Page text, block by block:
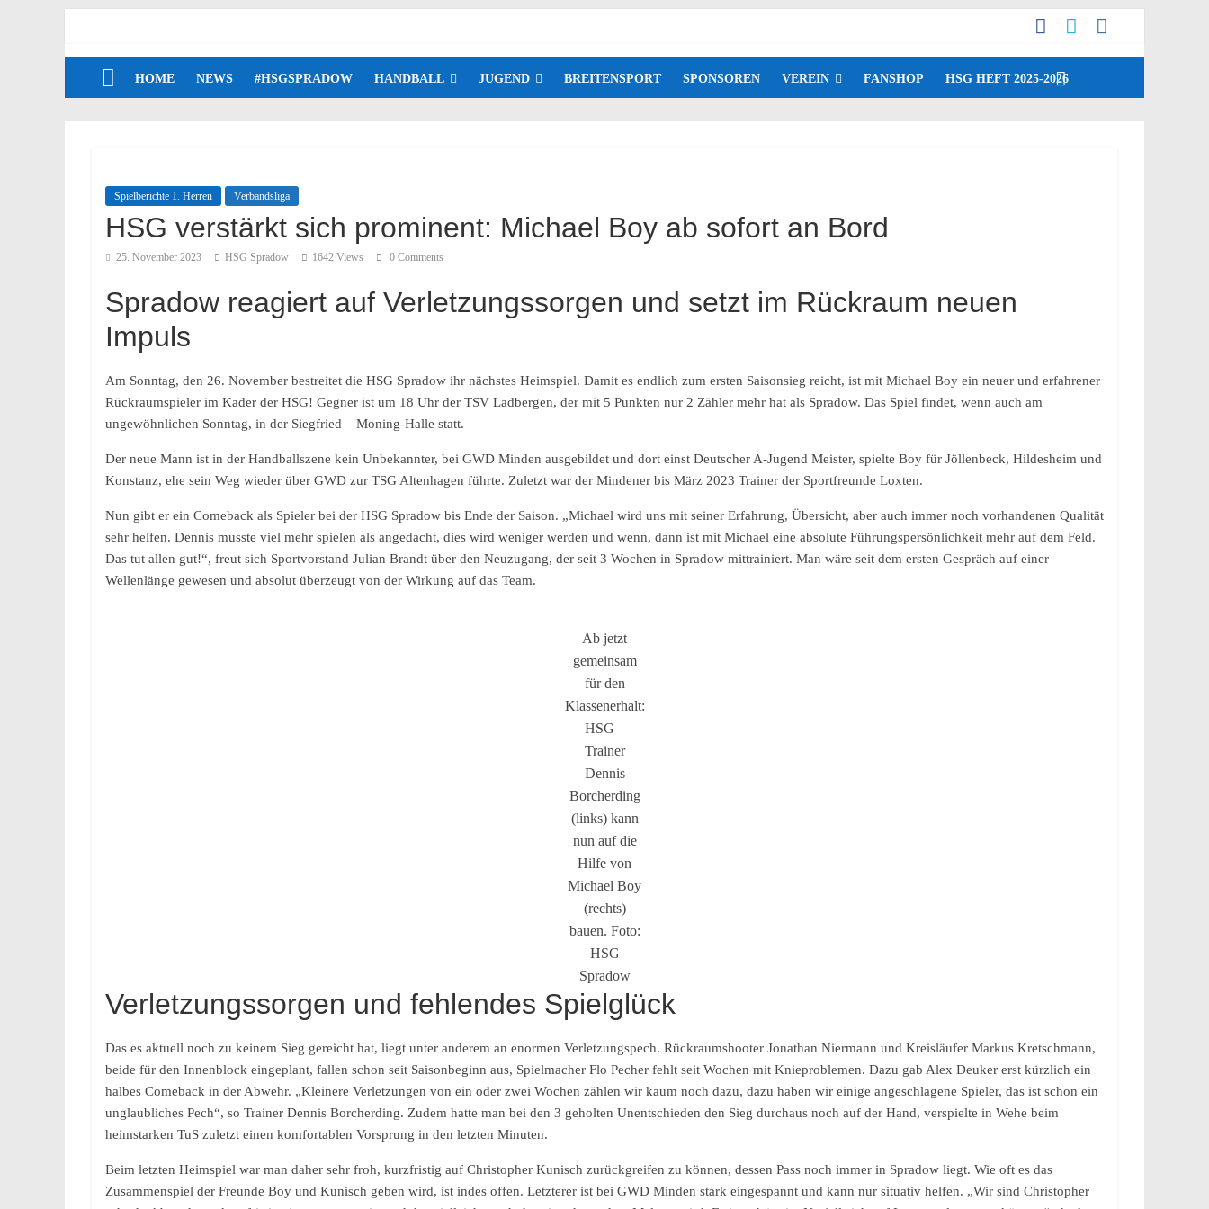
HOME NEWS #HSGSPRADOW HANDBALL JUGEND BREITENSPORT SPONSOREN VEREIN FANSHOP HSG HEFT 2025-2026
Spielberichte 1. Herren Verbandsliga
HSG verstärkt sich prominent: Michael Boy ab sofort an Bord
25. November 2023 HSG Spradow 1642 Views 0 Comments
Spradow reagiert auf Verletzungssorgen und setzt im Rückraum neuen
Impuls
Am Sonntag, den 26. November bestreitet die HSG Spradow ihr nächstes Heimspiel. Damit es endlich zum ersten Saisonsieg reicht, ist mit Michael Boy ein neuer und erfahrener
Rückraumspieler im Kader der HSG! Gegner ist um 18 Uhr der TSV Ladbergen, der mit 5 Punkten nur 2 Zähler mehr hat als Spradow. Das Spiel findet, wenn auch am
ungewöhnlichen Sonntag, in der Siegfried – Moning-Halle statt.
Der neue Mann ist in der Handballszene kein Unbekannter, bei GWD Minden ausgebildet und dort einst Deutscher A-Jugend Meister, spielte Boy für Jöllenbeck, Hildesheim und
Konstanz, ehe sein Weg wieder über GWD zur TSG Altenhagen führte. Zuletzt war der Mindener bis März 2023 Trainer der Sportfreunde Loxten.
Nun gibt er ein Comeback als Spieler bei der HSG Spradow bis Ende der Saison. „Michael wird uns mit seiner Erfahrung, Übersicht, aber auch immer noch vorhandenen Qualität
sehr helfen. Dennis musste viel mehr spielen als angedacht, dies wird weniger werden und wenn, dann ist mit Michael eine absolute Führungspersönlichkeit mehr auf dem Feld.
Das tut allen gut!“, freut sich Sportvorstand Julian Brandt über den Neuzugang, der seit 3 Wochen in Spradow mittrainiert. Man wäre seit dem ersten Gespräch auf einer
Wellenlänge gewesen und absolut überzeugt von der Wirkung auf das Team.
Ab jetzt
gemeinsam
für den
Klassenerhalt:
HSG –
Trainer
Dennis
Borcherding
(links) kann
nun auf die
Hilfe von
Michael Boy
(rechts)
bauen. Foto:
HSG
Spradow
Verletzungssorgen und fehlendes Spielglück
Das es aktuell noch zu keinem Sieg gereicht hat, liegt unter anderem an enormen Verletzungspech. Rückraumshooter Jonathan Niermann und Kreisläufer Markus Kretschmann,
beide für den Innenblock eingeplant, fallen schon seit Saisonbeginn aus, Spielmacher Flo Pecher fehlt seit Wochen mit Knieproblemen. Dazu gab Alex Deuker erst kürzlich ein
halbes Comeback in der Abwehr. „Kleinere Verletzungen von ein oder zwei Wochen zählen wir kaum noch dazu, dazu haben wir einige angeschlagene Spieler, das ist schon ein
unglaubliches Pech“, so Trainer Dennis Borcherding. Zudem hatte man bei den 3 geholten Unentschieden den Sieg durchaus noch auf der Hand, verspielte in Wehe beim
heimstarken TuS zuletzt einen komfortablen Vorsprung in den letzten Minuten.
Beim letzten Heimspiel war man daher sehr froh, kurzfristig auf Christopher Kunisch zurückgreifen zu können, dessen Pass noch immer in Spradow liegt. Wie oft es das
Zusammenspiel der Freunde Boy und Kunisch geben wird, ist indes offen. Letzterer ist bei GWD Minden stark eingespannt und kann nur situativ helfen. „Wir sind Christopher